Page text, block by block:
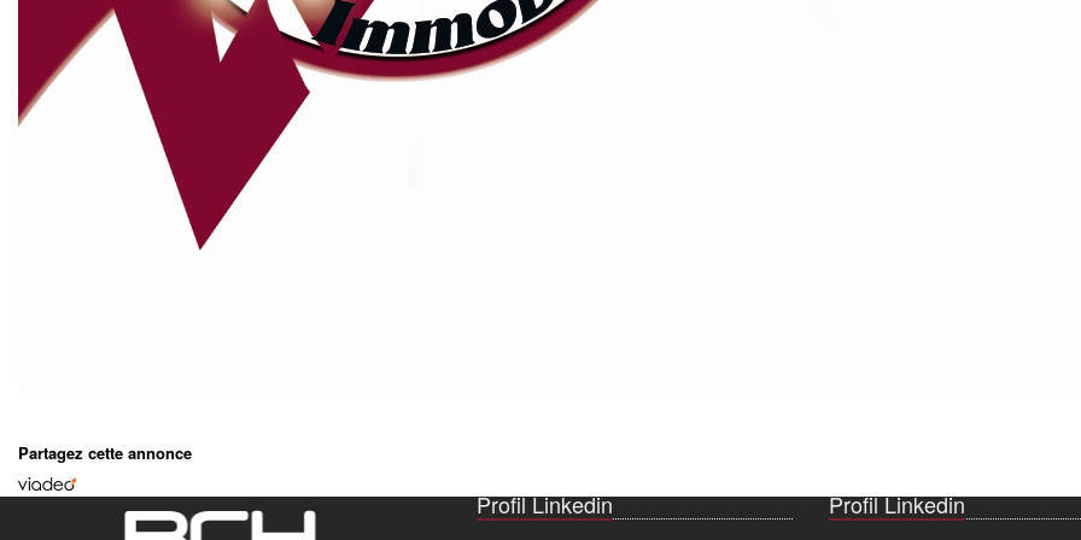
Partagez cette annonce
Profil Linkedin Profil Linkedin